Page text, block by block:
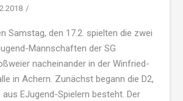
Samstag, den 17.2. spielten die zwei
Mannschaften der SG
nacheinander in der Winfried-
in Achern. Zunächst begann die D2,
EJugend-Spielern besteht. Der